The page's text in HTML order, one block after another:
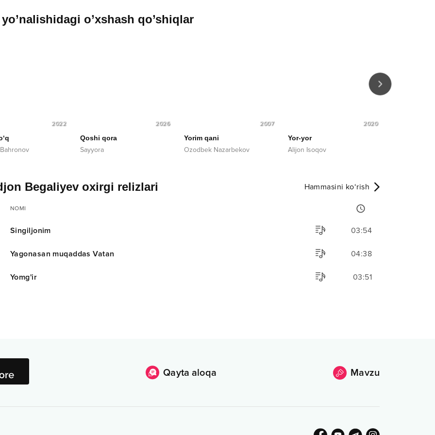
yo’nalishidagi o’xshash qo’shiqlar
2022 2026
Qoshi qora
Sayyora
2007
Yorim qani
Ozodbek Nazarbekov
2020
Yor-yor
Alijon Isoqov
Begaliyev oxirgi relizlari Hammasini ko‘rish
NOMI
Singiljonim 03:54
Yagonasan muqaddas Vatan 04:38
Yomg'ir 03:51
Qayta aloqa Mavzu